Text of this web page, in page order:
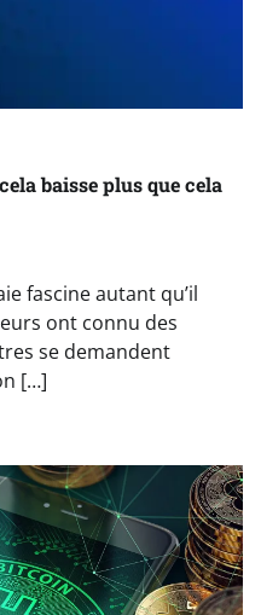
baisse plus que cela
fascine autant qu’il
ont connu des
se demandent
[…]